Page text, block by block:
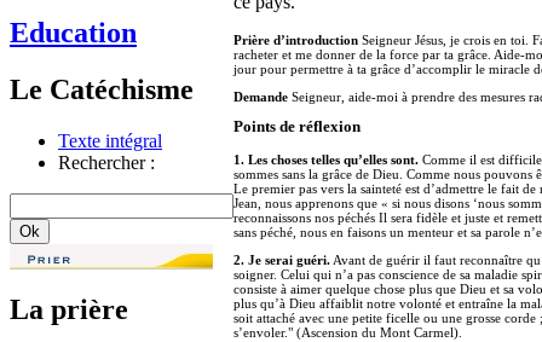
Education
Le Catéchisme
Texte intégral
Rechercher :
La prière
Prière d’introduction Seigneur Jésus, je crois en toi.
racheter et me donner de la force par ta grâce. Aide-
jour pour permettre à ta grâce d’accomplir le miracle
Demande Seigneur, aide-moi à prendre des mesures
Points de réflexion
1. Les choses telles qu’elles sont. Comme il est difficile
sommes sans la grâce de Dieu. Comme nous
Le premier pas vers la sainteté est d’admettre le fait
Jean, nous apprenons que « si nous disons ‘nous
reconnaissons nos péchés Il sera fidèle et juste et
sans péché, nous en faisons un menteur et sa parole
2. Je serai guéri. Avant de guérir il faut reconnaître
soigner. Celui qui n’a pas conscience de sa maladie
consiste à aimer quelque chose plus que Dieu et sa
plus qu’à Dieu affaiblit notre volonté et entraîne la
soit attaché avec une petite ficelle ou une grosse
s’envoler." (Ascension du Mont Carmel).